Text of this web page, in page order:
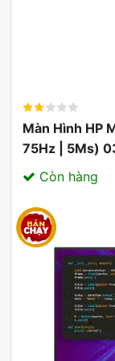
Cổng kết
Màn Hình HP
75Hz | 5Ms)
Còn hàng